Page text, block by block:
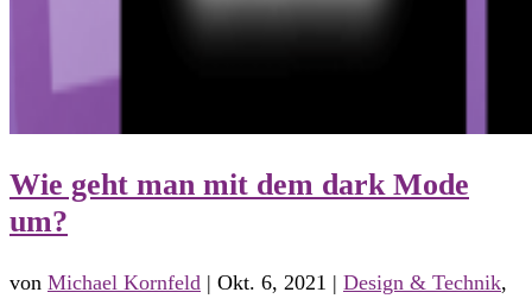
Wie geht man mit dem dark Mode
um?
von Michael Kornfeld | Okt. 6, 2021 | Design & Technik,